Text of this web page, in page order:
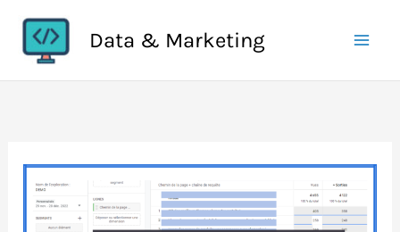
contenu
Data & Marketing